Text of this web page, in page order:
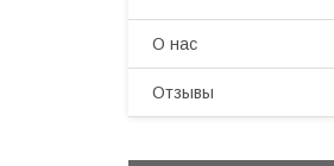
О нас
Отзывы